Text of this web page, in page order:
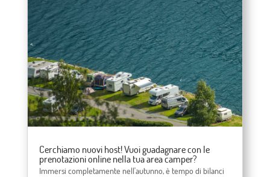
Cerchiamo nuovi host! Vuoi guadagnare con le
prenotazioni online nella tua area camper?
Immersi completamente nell'autunno, è tempo di bilanci